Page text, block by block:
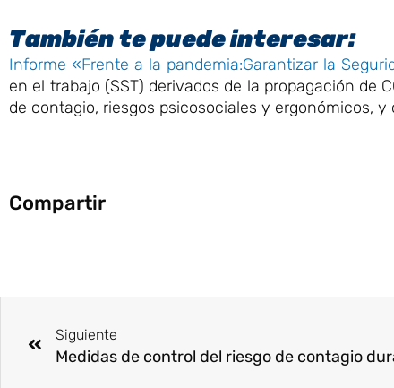
También te puede interesar:
Informe «Frente a la pandemia:Garantizar la
en el trabajo (SST) derivados de la propagación de
de contagio, riesgos psicosociales y ergonómicos, y
Compartir
Siguiente